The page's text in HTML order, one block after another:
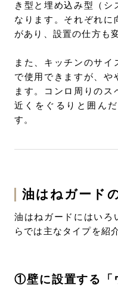
き型と埋め込み型（シ
なります。それぞれに
があり、設置の仕方も
また、キッチンのサイ
で使用できますが、や
ます。コンロ周りのス
近くをぐるりと囲ん
す。
油はねガード
油はねガードにはいろ
らでは主なタイプを紹
①壁に設置する「